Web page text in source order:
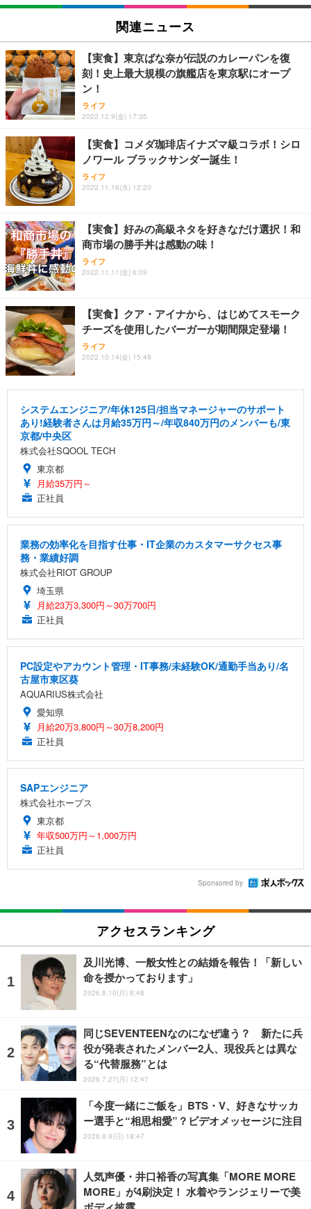
関連ニュース
【実食】東京ばな奈が伝説のカレーパンを復
刻！史上最大規模の旗艦店を東京駅にオープ
ン！
ライフ
2022.12.9(金) 17:35
【実食】コメダ珈琲店イナズマ級コラボ！シロ
ノワール ブラックサンダー誕生！
ライフ
2022.11.16(水) 12:20
【実食】好みの高級ネタを好きなだけ選択！和
商市場の勝手丼は感動の味！
ライフ
2022.11.11(金) 6:09
【実食】クア・アイナから、はじめてスモーク
チーズを使用したバーガーが期間限定登場！
ライフ
2022.10.14(金) 15:49
システムエンジニア/年休125日/担当マネージャーのサポート
あり!経験者さんは月給35万円～/年収840万円のメンバーも/東
京都/中央区
株式会社SQOOL TECH
東京都
月給35万円～
正社員
業務の効率化を目指す仕事・IT企業のカスタマーサクセス事
務・業績好調
株式会社RIOT GROUP
埼玉県
月給23万3,300円～30万700円
正社員
PC設定やアカウント管理・IT事務/未経験OK/通勤手当あり/名
古屋市東区葵
AQUARIUS株式会社
愛知県
月給20万3,800円～30万8,200円
正社員
SAPエンジニア
株式会社ホープス
東京都
年収500万円～1,000万円
正社員
Sponsored by
アクセスランキング
及川光博、一般女性との結婚を報告！「新しい
命を授かっております」
2026.8.10(月) 8:48
同じSEVENTEENなのになぜ違う？ 新たに兵
役が発表されたメンバー2人、現役兵とは異な
る“代替服務”とは
2026.7.27(月) 12:47
「今度一緒にご飯を」BTS・V、好きなサッカ
ー選手と“相思相愛”？ビデオメッセージに注目
2026.8.9(日) 18:47
人気声優・井口裕香の写真集「MORE MORE
MORE」が4刷決定！ 水着やランジェリーで美